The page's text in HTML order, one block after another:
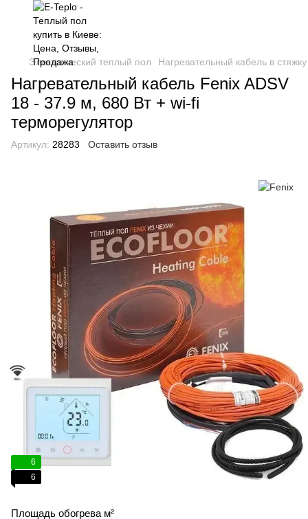
Электрический теплый пол Нагревательный кабель в стяжку
Нагревательный кабель Fenix ADSV
18 - 37.9 м, 680 Вт + wi-fi
терморегулятор
Артикул: 28283 Оставить отзыв
6
6
Площадь обогрева м²